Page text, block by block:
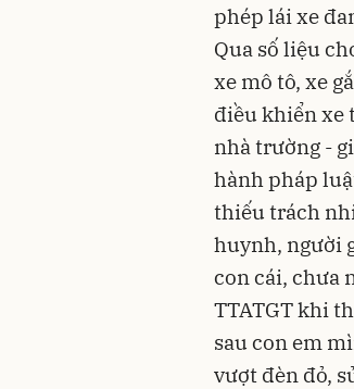
phép lái xe
Qua số liệu
xe mô tô, xe
điều khiển xe
nhà trường -
hành pháp
thiếu trách
huynh, người
con cái, chưa
TTATGT khi
sau con em
vượt đèn đỏ,